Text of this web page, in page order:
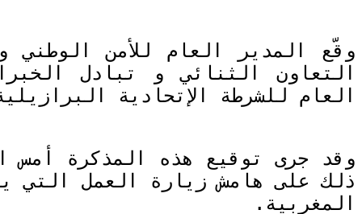
وقّع المدير العام للأمن
التعاون الثنائي و تبادل
العام للشرطة الإتحادية
وقد جرى توقيع هذه المذكرة أمس
ذلك على هامش زيارة العمل التي
المغربية.